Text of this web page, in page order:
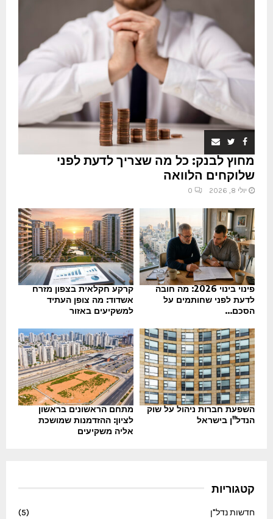
מחוץ לבנק: כל מה שצריך לדעת לפני
שלוקחים הלוואה
יולי 8, 2026 0
קרקע חקלאית בצפון מזרח
אשדוד: מה צופן העתיד
למשקיעים באזור
פינוי בינוי 2026: מה חובה
לדעת לפני שחותמים על
הסכם...
מתחם הראשונים בראשון
לציון: ההזדמנות שמושכת
אליה משקיעים
השפעת חברות ניהול על שוק
הנדל"ן בישראל
קטגוריות
חדשות נדל"ן
(5)